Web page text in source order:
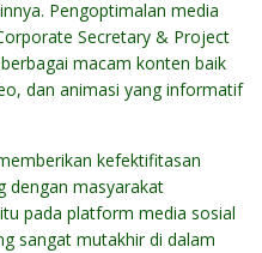
Pengoptimalan media
Secretary & Project
macam konten baik
dan animasi yang informatif
kefektifitasan
dengan masyarakat
pada platform media sosial
sangat mutakhir di dalam